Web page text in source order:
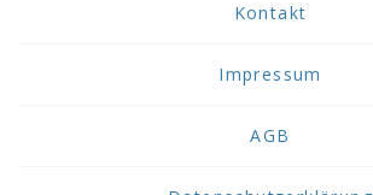
Kontakt
Impressum
AGB